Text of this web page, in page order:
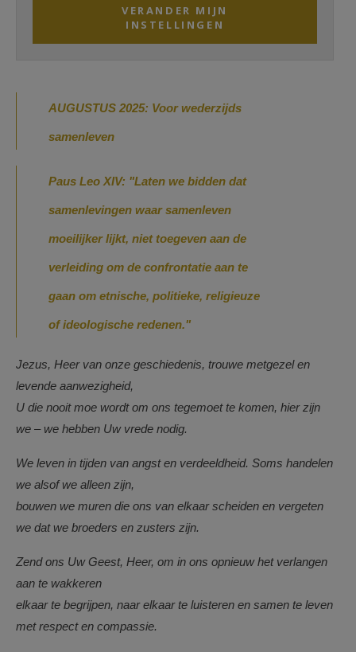
VERANDER MIJN
INSTELLINGEN
AUGUSTUS 2025: Voor wederzijds
samenleven
Paus Leo XIV: "Laten we bidden dat
samenlevingen waar samenleven
moeilijker lijkt, niet toegeven aan de
verleiding om de confrontatie aan te
gaan om etnische, politieke, religieuze
of ideologische redenen."
Jezus, Heer van onze geschiedenis, trouwe metgezel en
levende aanwezigheid,
U die nooit moe wordt om ons tegemoet te komen, hier zijn
we – we hebben Uw vrede nodig.
We leven in tijden van angst en verdeeldheid. Soms handelen
we alsof we alleen zijn,
bouwen we muren die ons van elkaar scheiden en vergeten
we dat we broeders en zusters zijn.
Zend ons Uw Geest, Heer, om in ons opnieuw het verlangen
aan te wakkeren
elkaar te begrijpen, naar elkaar te luisteren en samen te leven
met respect en compassie.